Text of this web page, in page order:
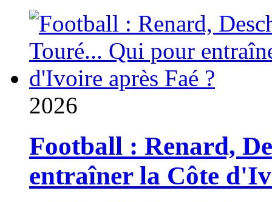
2026
Football : Renard,
entraîner la Côte